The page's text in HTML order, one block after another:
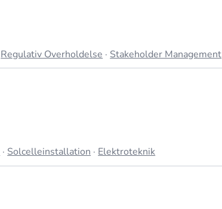
Regulativ Overholdelse · Stakeholder Management
· Solcelleinstallation · Elektroteknik